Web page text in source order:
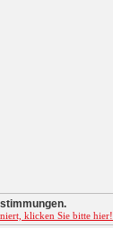
klicken Sie bitte hier!